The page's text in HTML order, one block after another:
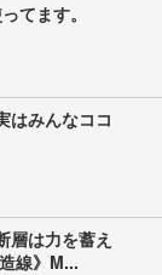
てます。
はみんなココ
層は力を蓄え
線》M...